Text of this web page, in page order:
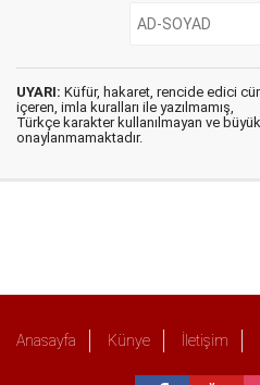
UYARI: Küfür, hakaret, rencide edici
içeren, imla kuralları ile yazılmamış,
Türkçe karakter kullanılmayan ve
onaylanmamaktadır.
Anasayfa Künye İletişim